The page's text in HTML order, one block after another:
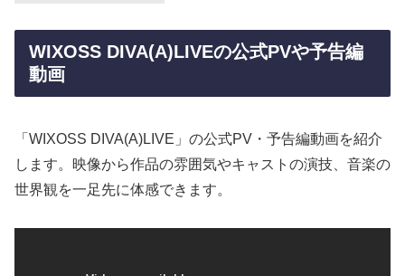
WIXOSS DIVA(A)LIVEの公式PVや予告編
動画
「WIXOSS DIVA(A)LIVE」の公式PV・予告編動画を紹介
します。映像から作品の雰囲気やキャストの演技、音楽の
世界観を一足先に体感できます。